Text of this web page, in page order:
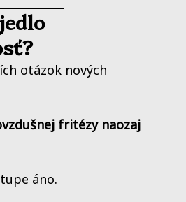
otázok nových
fritézy naozaj
áno.